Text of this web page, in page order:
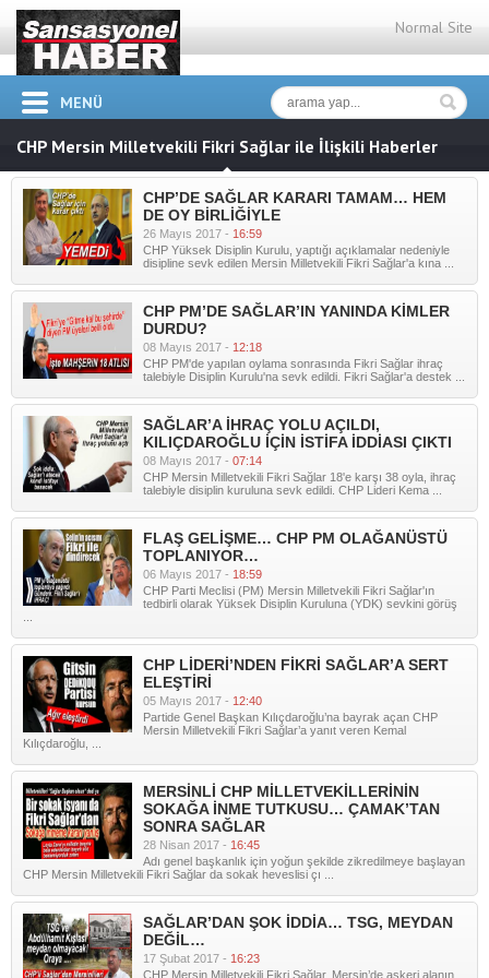
Normal Site
MENÜ
CHP Mersin Milletvekili Fikri Sağlar ile İlişkili Haberler
CHP’DE SAĞLAR KARARI TAMAM… HEM
DE OY BİRLİĞİYLE
26 Mayıs 2017 - 16:59
CHP Yüksek Disiplin Kurulu, yaptığı açıklamalar nedeniyle
disipline sevk edilen Mersin Milletvekili Fikri Sağlar'a kına ...
CHP PM’DE SAĞLAR’IN YANINDA KİMLER
DURDU?
08 Mayıs 2017 - 12:18
CHP PM'de yapılan oylama sonrasında Fikri Sağlar ihraç
talebiyle Disiplin Kurulu'na sevk edildi. Fikri Sağlar'a destek ...
SAĞLAR’A İHRAÇ YOLU AÇILDI,
KILIÇDAROĞLU İÇİN İSTİFA İDDİASI ÇIKTI
08 Mayıs 2017 - 07:14
CHP Mersin Milletvekili Fikri Sağlar 18'e karşı 38 oyla, ihraç
talebiyle disiplin kuruluna sevk edildi. CHP Lideri Kema ...
FLAŞ GELİŞME… CHP PM OLAĞANÜSTÜ
TOPLANIYOR…
06 Mayıs 2017 - 18:59
CHP Parti Meclisi (PM) Mersin Milletvekili Fikri Sağlar'ın
tedbirli olarak Yüksek Disiplin Kuruluna (YDK) sevkini görüş
CHP LİDERİ’NDEN FİKRİ SAĞLAR’A SERT
ELEŞTİRİ
05 Mayıs 2017 - 12:40
Partide Genel Başkan Kılıçdaroğlu’na bayrak açan CHP
Mersin Milletvekili Fikri Sağlar’a yanıt veren Kemal
Kılıçdaroğlu, ...
MERSİNLİ CHP MİLLETVEKİLLERİNİN
SOKAĞA İNME TUTKUSU… ÇAMAK’TAN
SONRA SAĞLAR
28 Nisan 2017 - 16:45
Adı genel başkanlık için yoğun şekilde zikredilmeye başlayan
CHP Mersin Milletvekili Fikri Sağlar da sokak heveslisi çı ...
SAĞLAR’DAN ŞOK İDDİA… TSG, MEYDAN
DEĞİL…
17 Şubat 2017 - 16:23
CHP Mersin Milletvekili Fikri Sağlar, Mersin’de askeri alanın